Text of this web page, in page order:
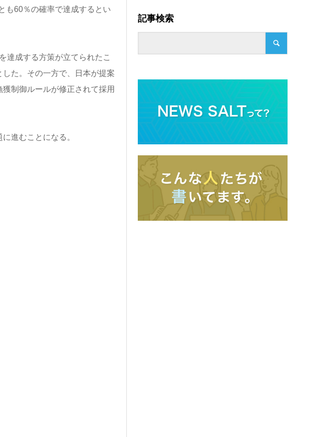
も60％の確率で達成するとい
達成する方策が立てられたこ
た。その一方で、日本が提案
制御ルールが修正されて採用
進むことになる。
記事検索